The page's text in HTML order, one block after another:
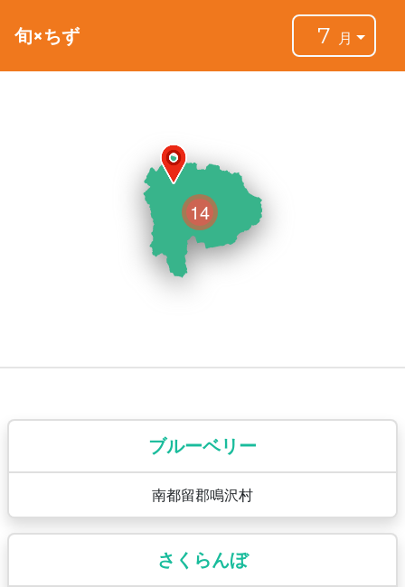
旬×ちず 7 月
14
ブルーベリー
南都留郡鳴沢村
さくらんぼ